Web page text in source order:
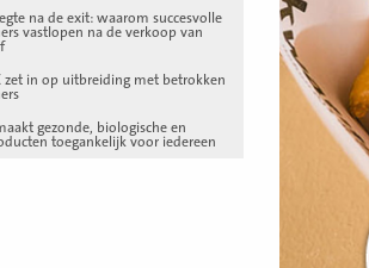
na de exit: waarom succesvolle
vastlopen na de verkoop van
zet in op uitbreiding met betrokken
gezonde, biologische en
toegankelijk voor iedereen